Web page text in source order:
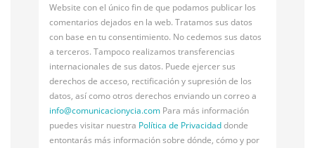
Website con el único fin de que podamos publicar los
comentarios dejados en la web. Tratamos sus datos
con base en tu consentimiento. No cedemos sus datos
a terceros. Tampoco realizamos transferencias
internacionales de sus datos. Puede ejercer sus
derechos de acceso, rectificación y supresión de los
datos, así como otros derechos enviando un correo a
info@comunicacionycia.com Para más información
puedes visitar nuestra Política de Privacidaddonde
entontarás más información sobre dónde, cómo y por